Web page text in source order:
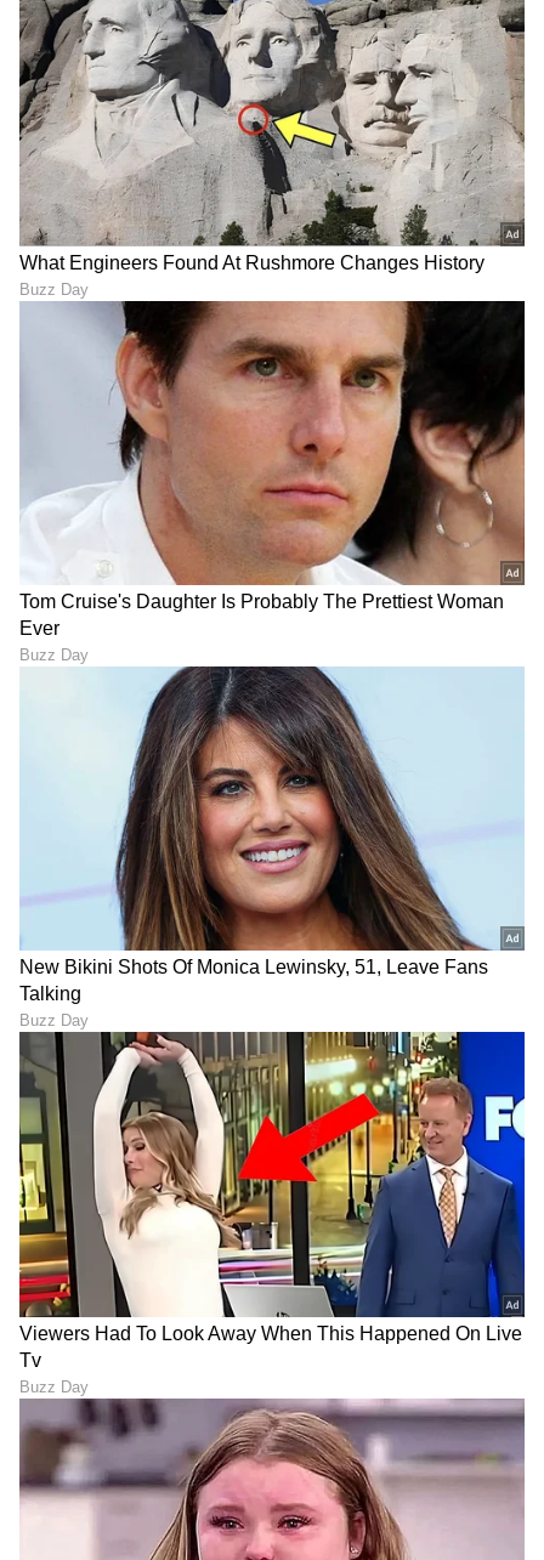
DOWNLOAD APP
RECOMMENDED STORIES
ವಿಜಯಪುರ: ನಿವೃತ್ತ ಶಿಕ್ಷಕರಿಗೆ
ಪುಸ್ತಕಗಳಿಂದ ತುಲಾಭಾರ ಮಾಡಿದ
ವಿದ್ಯಾರ್ಥಿಗಳು
ಕರ್ನಾಟಕವನ್ನು ಕಾಡುತ್ತಿರುವ 'ಚಡ್ಡಿ
ಗ್ಯಾಂಗ್' ಬೆಂಗಳೂರಿಗೆ ಎಂಟ್ರಿ;
ಜನರ ಜೀವಕ್ಕೆ ಬೆಲೆ ಕೊಡದ
ದರೋಡೆಕೊರರು!
AISA Protest: ಜಾರ್ಖಂಡ್‌ನಲ್ಲಿ
ಹೋರಾಟಗಾರ್ತಿ ನೇಹಾ ಬೋರಾ
ಮೇಲೆ ದಾಳಿ ಖಂಡಿಸಿ ಪ್ರತಿಭಟನೆ;
ಆರೆಸ್ಸೆಸ್ ವಿರುದ್ಧ ಆಕ್ರೋಶ!
ವಿಶ್ವದರ್ಜೆಯ ಎಐ ಸಿಟಿಯಾಗಿ
ಬಿಡದಿ ಅಭಿವೃದ್ಧಿ: ಮುಖ್ಯಮಂತ್ರಿ
ಡಿಕೆಶಿ, ರೈತರಿಗೆ ಬಂಪರ್ ಆಫರ್!
LATEST VIDEOS
"ರಾಜಕೀಯ ಬೇಡ, ಸಿನಿಮಾನೇ ಪ್ರಾಣ":
ಕನಕೋತ್ಸವದಲ್ಲಿ ರಿಷಬ್ ಶೆಟ್ಟಿ | Rishab
Shetty speech | Suvarna News
ಶೇ.50 ರಿಂದ ಶೇ.18 ಕ್ಕೆ TAX ಇಳಿಕೆ: ಮೋದಿ-
ಟ್ರಂಪ್ ಐತಿಹಾಸಿಕ ಒಪ್ಪಂದ | India US
Trade Deal | Party Rounds